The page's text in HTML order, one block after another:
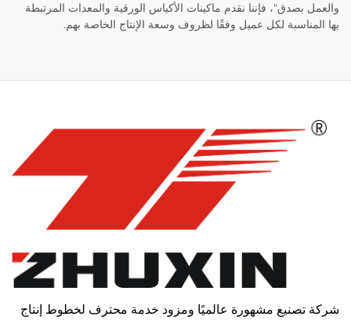
والعمل بصدق"، فإننا نقدم ماكينات الأكياس الورقية والمعدات المرتبطة
بها المناسبة لكل عميل وفقًا لظروف وسعة الإنتاج الخاصة بهم.
شركة تصنيع مشهورة عالميًا ومزود خدمة محترف لخطوط إنتاج